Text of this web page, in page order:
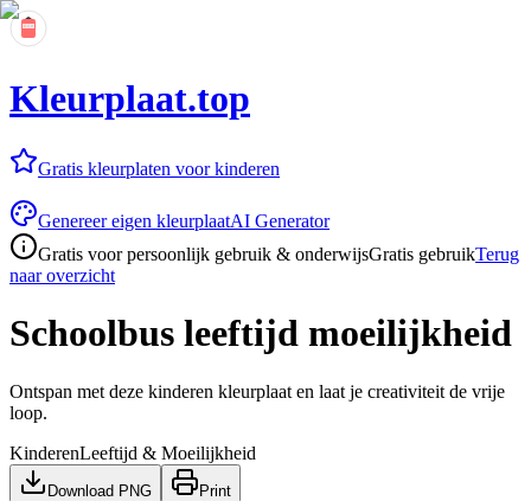
Kleurplaat.top
Gratis kleurplaten voor kinderen
Genereer eigen kleurplaatAI Generator
Gratis voor persoonlijk gebruik & onderwijsGratis gebruikTerug
naar overzicht
Schoolbus leeftijd moeilijkheid
Ontspan met deze kinderen kleurplaat en laat je creativiteit de vrije
loop.
KinderenLeeftijd & Moeilijkheid
Download PNG Print